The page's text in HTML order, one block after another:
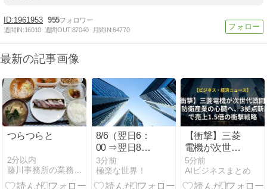
1961953 955
週間IN:16010 週間OUT:87040 月間IN:64770
最新の記事画像
つらつらと
2分以内
8/6（翌日6：
00 ⇒翌日8：
45）結果
3分前
極楽な世界！
【衝撃】三菱
電機が次世代
戦闘機で防衛
産業の心臓
へ、3拠点新
5分前
AIビジネスまとめ